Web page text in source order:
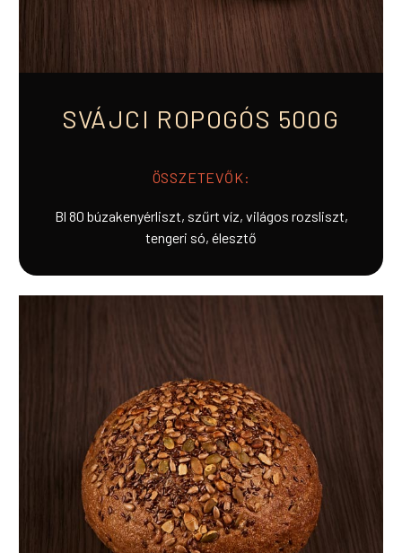
SVÁJCI ROPOGÓS 500G
ÖSSZETEVŐK:
Bl 80 búzakenyérliszt, szűrt víz, világos rozsliszt,
tengeri só, élesztő